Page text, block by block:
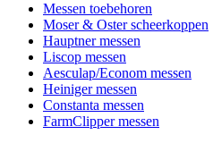
Messen toebehoren
Moser & Oster scheerkoppen
Hauptner messen
Liscop messen
Aesculap/Econom messen
Heiniger messen
Constanta messen
FarmClipper messen